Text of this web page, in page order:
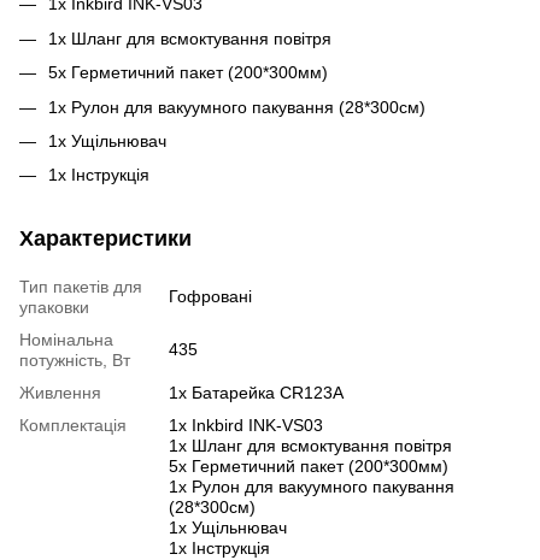
1х Inkbird INK-VS03
1х Шланг для всмоктування повітря
5х Герметичний пакет (200*300мм)
1х Рулон для вакуумного пакування (28*300см)
1х Ущільнювач
1х Інструкція
Характеристики
Тип пакетів для
упаковки
Гофровані
Номінальна
потужність, Вт
435
Живлення
1x Батарейка CR123A
Комплектація
1х Inkbird INK-VS03
1х Шланг для всмоктування повітря
5х Герметичний пакет (200*300мм)
1х Рулон для вакуумного пакування
(28*300см)
1х Ущільнювач
1х Інструкція